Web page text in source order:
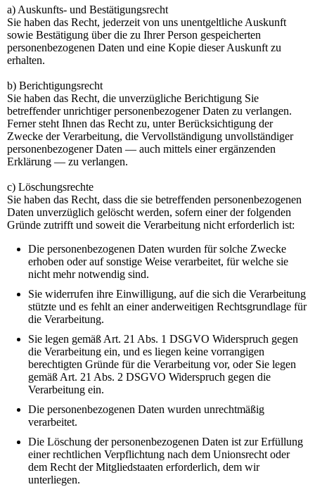
a) Auskunfts- und Bestätigungsrecht
Sie haben das Recht, jederzeit von uns unentgeltliche Auskunft
sowie Bestätigung über die zu Ihrer Person gespeicherten
personenbezogenen Daten und eine Kopie dieser Auskunft zu
erhalten.
b) Berichtigungsrecht
Sie haben das Recht, die unverzügliche Berichtigung Sie
betreffender unrichtiger personenbezogener Daten zu verlangen.
Ferner steht Ihnen das Recht zu, unter Berücksichtigung der
Zwecke der Verarbeitung, die Vervollständigung unvollständiger
personenbezogener Daten — auch mittels einer ergänzenden
Erklärung — zu verlangen.
c) Löschungsrechte
Sie haben das Recht, dass die sie betreffenden personenbezogenen
Daten unverzüglich gelöscht werden, sofern einer der folgenden
Gründe zutrifft und soweit die Verarbeitung nicht erforderlich ist:
Die personenbezogenen Daten wurden für solche Zwecke
erhoben oder auf sonstige Weise verarbeitet, für welche sie
nicht mehr notwendig sind.
Sie widerrufen ihre Einwilligung, auf die sich die Verarbeitung
stützte und es fehlt an einer anderweitigen Rechtsgrundlage für
die Verarbeitung.
Sie legen gemäß Art. 21 Abs. 1 DSGVO Widerspruch gegen
die Verarbeitung ein, und es liegen keine vorrangigen
berechtigten Gründe für die Verarbeitung vor, oder Sie legen
gemäß Art. 21 Abs. 2 DSGVO Widerspruch gegen die
Verarbeitung ein.
Die personenbezogenen Daten wurden unrechtmäßig
verarbeitet.
Die Löschung der personenbezogenen Daten ist zur Erfüllung
einer rechtlichen Verpflichtung nach dem Unionsrecht oder
dem Recht der Mitgliedstaaten erforderlich, dem wir
unterliegen.